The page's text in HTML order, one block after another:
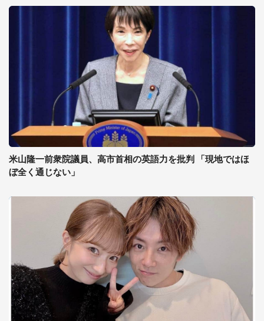
米山隆一前衆院議員、高市首相の英語力を批判 「現地ではほ
ぼ全く通じない」